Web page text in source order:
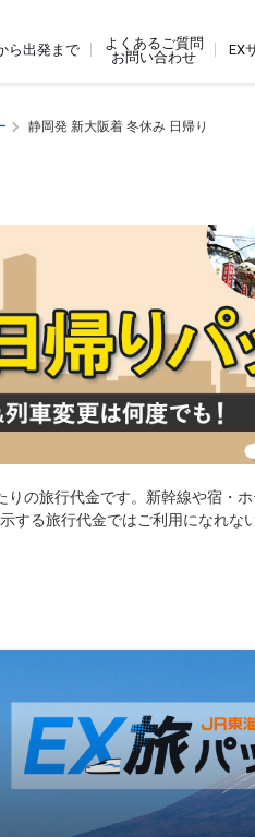
ら出発まで
よくあるご質問
お問い合わせ
EX
静岡発 新大阪着 冬休み 日帰り
の旅行代金です。新幹線や宿・
る旅行代金ではご利用になれ